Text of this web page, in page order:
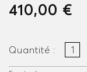
410,00 €
Quantité :